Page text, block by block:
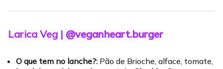
Larica Veg | @veganheart.burger
O que tem no lanche?: Pão de Brioche, alface, tomate,